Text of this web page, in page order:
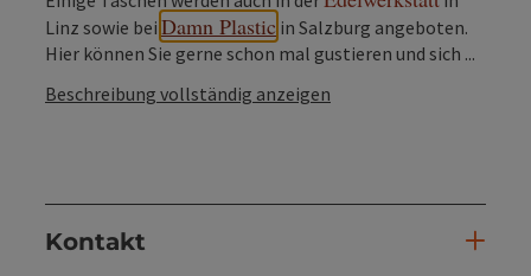
Linz sowie bei Damn Plastic in Salzburg angeboten.
Hier können Sie gerne schon mal gustieren und sich ...
Beschreibung vollständig anzeigen
Kontakt